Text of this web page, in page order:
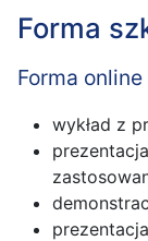
Forma
Forma online
wykład z